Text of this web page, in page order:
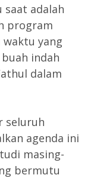
saat adalah
program
yang
indah
dalam
seluruh
agenda ini
masing-
bermutu